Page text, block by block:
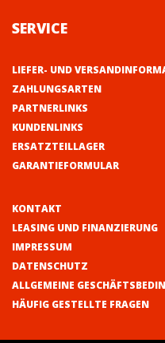
SERVICE
LIEFER- UND
ZAHLUNGSARTEN
PARTNERLINKS
KUNDENLINKS
ERSATZTEILLAGER
GARANTIEFORMULAR
KONTAKT
LEASING UND FINANZIERUNG
IMPRESSUM
DATENSCHUTZ
ALLGEMEINE
HÄUFIG GESTELLTE FRAGEN